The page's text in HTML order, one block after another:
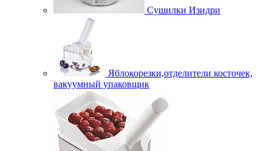
Сушилки Изидри
Яблокорезки,отделители косточек,
вакуумный упаковщик